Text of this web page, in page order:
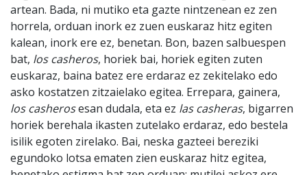
artean. Bada, ni mutiko eta gazte nintzenean ez zen
horrela, orduan inork ez zuen euskaraz hitz egiten
kalean, inork ere ez, benetan. Bon, bazen salbuespen
bat, los casheros, horiek bai, horiek egiten zuten
euskaraz, baina batez ere erdaraz ez zekitelako edo
asko kostatzen zitzaielako egitea. Errepara, gainera,
los casherosesan dudala, eta ez las casheras, bigarren
horiek berehala ikasten zutelako erdaraz, edo bestela
isilik egoten zirelako. Bai, neska gazteei bereziki
egundoko lotsa ematen zien euskaraz hitz egitea,